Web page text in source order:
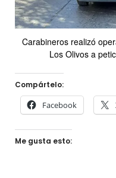
Carabineros realizó
Los Olivos a
Compártelo:
Facebook
Me gusta esto: